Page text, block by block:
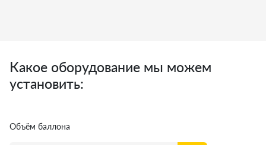
Какое оборудование мы можем
установить:
Объём баллона